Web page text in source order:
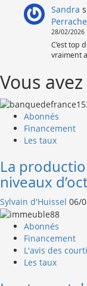
Sandra
28/02/2026
C’est top
vraiment
Vous
Abonnés
Financement
Les taux
La
niveaux
Sylvain d'Huissel 06/
Abonnés
Financement
L'avis des
Les taux